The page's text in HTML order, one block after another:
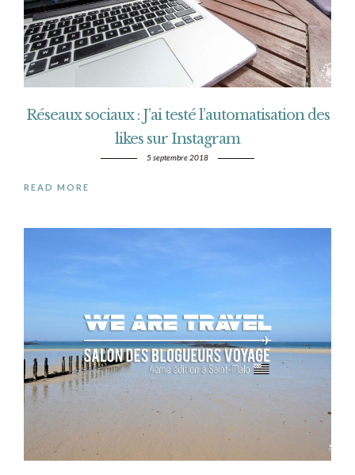
Réseaux sociaux : J’ai testé l’automatisation des
likes sur Instagram
5 septembre 2018
READ MORE